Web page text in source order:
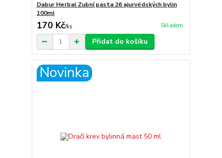
Dabur Herbal Zubní pasta 26 ajurvédských bylin
100ml
170 Kč/ks Skladem
Přidat do košíku
Novinka